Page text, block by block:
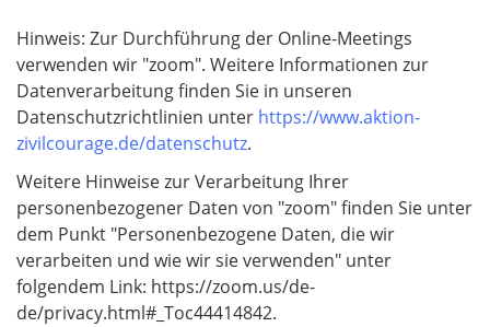
f
e
l
d
Hinweis: Zur Durchführung der Online-Meetings
verwenden wir "zoom". Weitere Informationen zur
Datenverarbeitung finden Sie in unseren
Datenschutzrichtlinien unter https://www.aktion-
zivilcourage.de/datenschutz.
Weitere Hinweise zur Verarbeitung Ihrer
personenbezogener Daten von "zoom" finden Sie unter
dem Punkt "Personenbezogene Daten, die wir
verarbeiten und wie wir sie verwenden" unter
folgendem Link: https://zoom.us/de-
de/privacy.html#_Toc44414842.